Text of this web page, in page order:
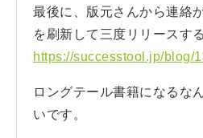
最後に、版元さんから連絡
を刷新して三度リリースす
https://successtool.jp/blog/
ロングテール書籍になるな
いです。